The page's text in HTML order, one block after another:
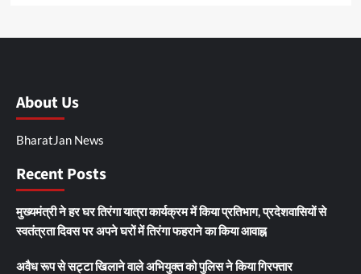
About Us
BharatJan News
Recent Posts
मुख्यमंत्री ने हर घर तिरंगा यात्रा कार्यक्रम में किया प्रतिभाग, प्रदेशवासियों से
स्वतंत्रता दिवस पर अपने घरों में तिरंगा फहराने का किया आवाह्न
अवैध रूप से सट्टा खिलाने वाले अभियुक्त को पुलिस ने किया गिरफ्तार